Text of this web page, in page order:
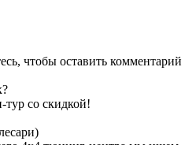
чтобы оставить комментарий
со скидкой!